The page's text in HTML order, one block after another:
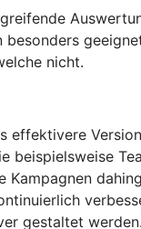
besonders
nicht.
effektivere
beispielsweise
Kampagnen
gestaltet werden.